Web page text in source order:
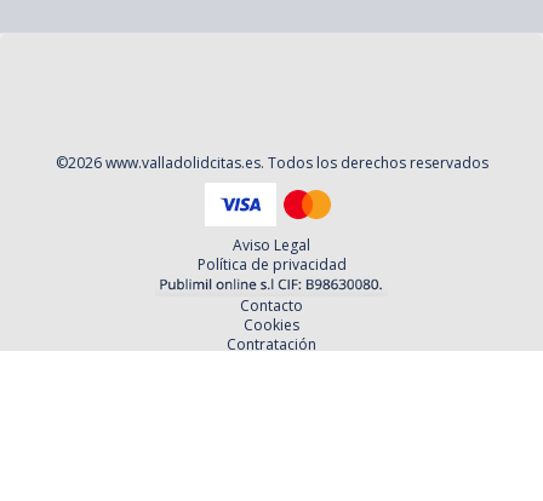
©2026 www.valladolidcitas.es. Todos los derechos reservados
Aviso Legal
Política de privacidad
Contacto
Cookies
Contratación